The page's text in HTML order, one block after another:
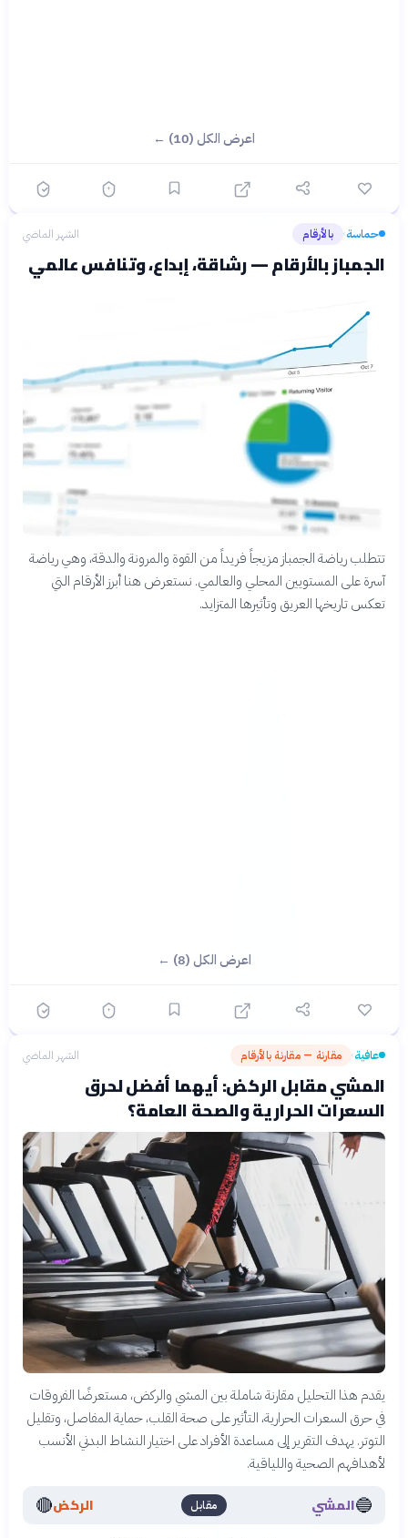
اعرض الكل (10) ←
حماسة› بالأرقام الشهر الماضي
الجمباز بالأرقام — رشاقة، إبداع، وتنافس عالمي
تتطلب رياضة الجمباز مزيجاً فريداً من القوة والمرونة والدقة، وهي رياضة
آسرة على المستويين المحلي والعالمي. نستعرض هنا أبرز الأرقام التي
تعكس تاريخها العريق وتأثيرها المتزايد.
اعرض الكل (8) ←
عافية› مقارنة — مقارنة بالأرقام الشهر الماضي
المشي مقابل الركض: أيهما أفضل لحرق
السعرات الحرارية والصحة العامة؟
يقدم هذا التحليل مقارنة شاملة بين المشي والركض، مستعرضًا الفروقات
في حرق السعرات الحرارية، التأثير على صحة القلب، حماية المفاصل، وتقليل
التوتر. يهدف التقرير إلى مساعدة الأفراد على اختيار النشاط البدني الأنسب
لأهدافهم الصحية واللياقية.
🔵المشي مقابل الركض🔴